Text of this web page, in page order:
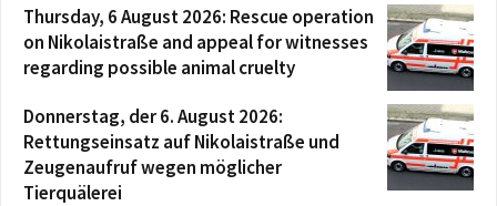
Thursday, 6 August 2026: Rescue operation
on Nikolaistraße and appeal for witnesses
regarding possible animal cruelty
Donnerstag, der 6. August 2026:
Rettungseinsatz auf Nikolaistraße und
Zeugenaufruf wegen möglicher
Tierquälerei